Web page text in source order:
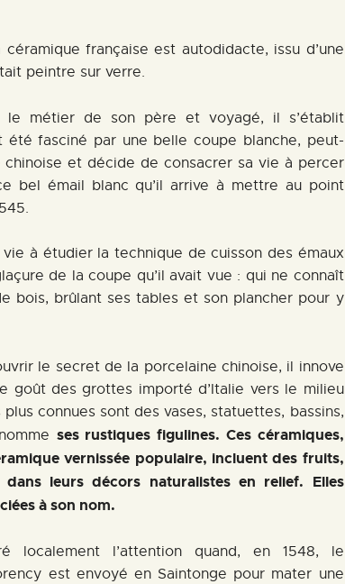
française est autodidacte, issu d’une
peintre sur verre.
le métier de son père et voyagé, il s’établit
été fasciné par une belle coupe blanche, peut-
et décide de consacrer sa vie à percer
bel émail blanc qu’il arrive à mettre au point
vie à étudier la technique de cuisson des émaux
de la coupe qu’il avait vue : qui ne connaît
bois, brûlant ses tables et son plancher pour y
le secret de la porcelaine chinoise, il innove
goût des grottes importé d’Italie vers le milieu
connues sont des vases, statuettes, bassins,
ses rustiques figulines. Ces céramiques,
vernissée populaire, incluent des fruits,
leurs décors naturalistes en relief. Elles
à son nom.
localement l’attention quand, en 1548, le
est envoyé en Saintonge pour mater une